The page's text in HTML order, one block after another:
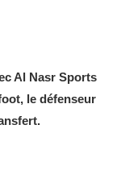
Al Nasr Sports
le défenseur